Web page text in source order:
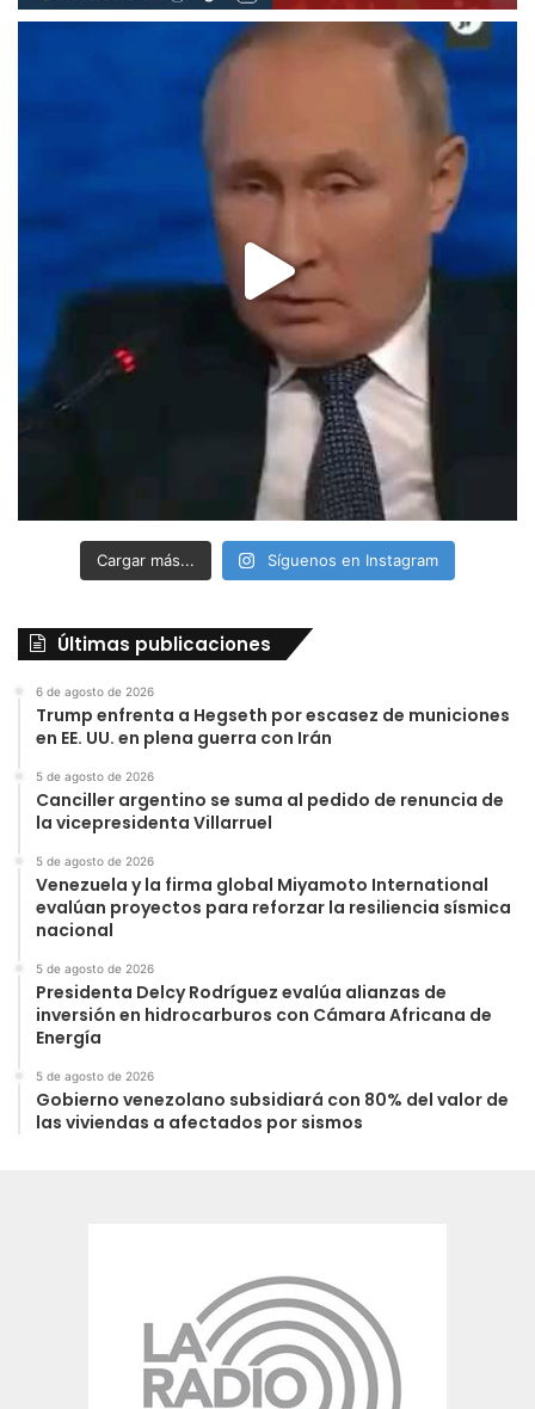
Cargar más... Síguenos en Instagram
Últimas publicaciones
6 de agosto de 2026
Trump enfrenta a Hegseth por escasez de municiones
en EE. UU. en plena guerra con Irán
5 de agosto de 2026
Canciller argentino se suma al pedido de renuncia de
la vicepresidenta Villarruel
5 de agosto de 2026
Venezuela y la firma global Miyamoto International
evalúan proyectos para reforzar la resiliencia sísmica
nacional
5 de agosto de 2026
Presidenta Delcy Rodríguez evalúa alianzas de
inversión en hidrocarburos con Cámara Africana de
Energía
5 de agosto de 2026
Gobierno venezolano subsidiará con 80% del valor de
las viviendas a afectados por sismos